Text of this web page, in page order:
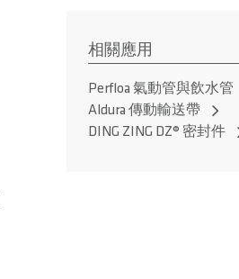
相關應用
Perfloa 氣動管與飲水管
Aldura 傳動輸送帶
DING ZING DZ® 密封件